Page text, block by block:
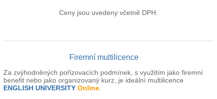
Ceny jsou uvedeny včetně DPH.
Firemní multilicence
Za zvýhodněných pořizovacích podmínek, s využitím jako firemní
benefit nebo jako organizovaný kurz, je ideální multilicence
ENGLISH UNIVERSITY Online